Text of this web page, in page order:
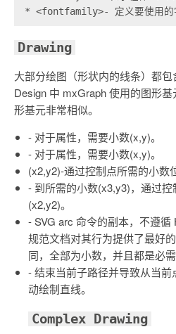
Drawing
大部分绘图（形状内的线条）都包
Design 中 mxGraph 使用的图形
形基元非常相似。
- 对于属性，需要小数(x,y)。
- 对于属性，需要小数(x,y)。
(x2,y2)-通过控制点所需的小数
- 到所需的小数(x3,y3)，通过
(x2,y2)。
- SVG arc 命令的副本，不遵
规范文档对其行为提供了最好
同，全部为小数，并且都是必需
- 结束当前子路径并导致从当
动绘制直线。
Complex Drawing